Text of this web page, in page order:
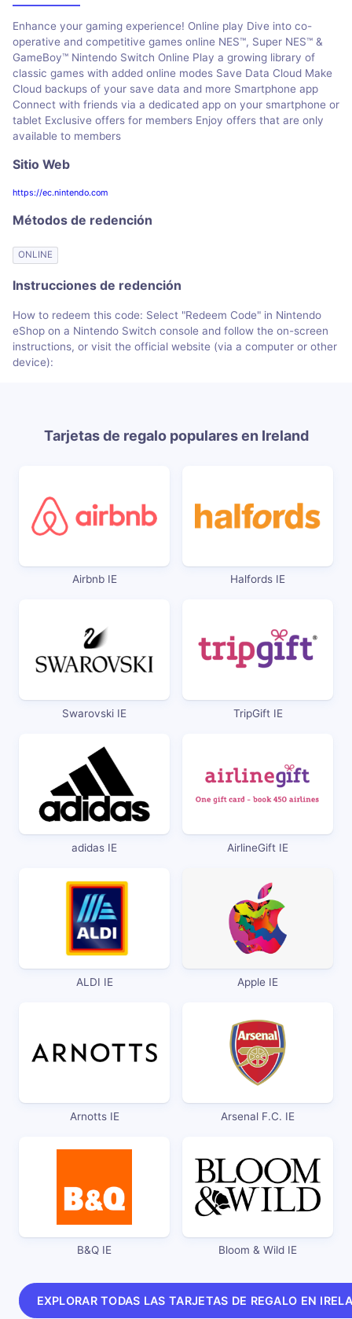
Enhance your gaming experience! Online play Dive into co-
operative and competitive games online NES™, Super NES™ &
GameBoy™ Nintendo Switch Online Play a growing library of
classic games with added online modes Save Data Cloud Make
Cloud backups of your save data and more Smartphone app
Connect with friends via a dedicated app on your smartphone or
tablet Exclusive offers for members Enjoy offers that are only
available to members
Sitio Web
https://ec.nintendo.com
Métodos de redención
ONLINE
Instrucciones de redención
How to redeem this code: Select "Redeem Code" in Nintendo
eShop on a Nintendo Switch console and follow the on-screen
instructions, or visit the official website (via a computer or other
device):
Tarjetas de regalo populares en Ireland
Airbnb IE Halfords IE
Swarovski IE TripGift IE
adidas IE AirlineGift IE
ALDI IE Apple IE
Arnotts IE Arsenal F.C. IE
B&Q IE Bloom & Wild IE
EXPLORAR TODAS LAS TARJETAS DE REGALO EN